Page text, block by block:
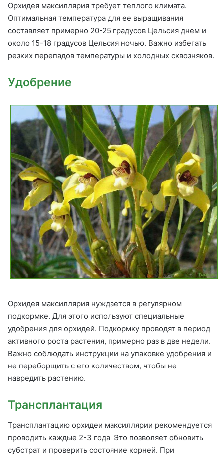
Орхидея максиллярия требует теплого климата.
Оптимальная температура для ее выращивания
составляет примерно 20-25 градусов Цельсия днем и
около 15-18 градусов Цельсия ночью. Важно избегать
резких перепадов температуры и холодных сквозняков.
Удобрение
Орхидея максиллярия нуждается в регулярном
подкормке. Для этого используют специальные
удобрения для орхидей. Подкормку проводят в период
активного роста растения, примерно раз в две недели.
Важно соблюдать инструкции на упаковке удобрения и
не переборщить с его количеством, чтобы не
навредить растению.
Трансплантация
Трансплантацию орхидеи максиллярии рекомендуется
проводить каждые 2-3 года. Это позволяет обновить
субстрат и проверить состояние корней. При